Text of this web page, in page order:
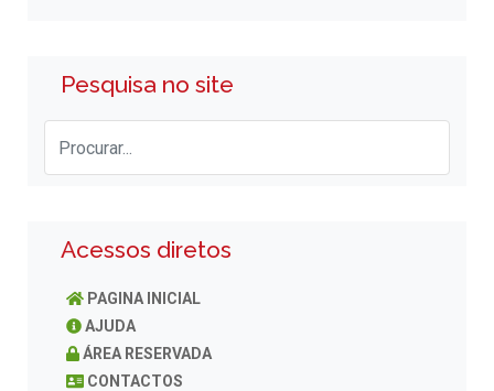
Pesquisa no site
Acessos diretos
PAGINA INICIAL
AJUDA
ÁREA RESERVADA
CONTACTOS